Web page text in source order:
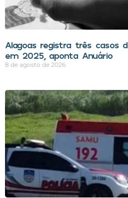
Alagoas registra três casos
em 2025, aponta Anuário
8 de agosto de 2026